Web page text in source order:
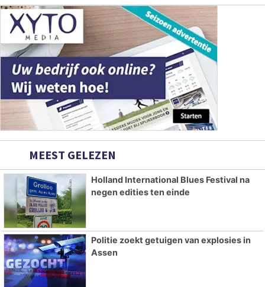
MEEST GELEZEN
Holland International Blues Festival na
negen edities ten einde
Politie zoekt getuigen van explosies in
Assen